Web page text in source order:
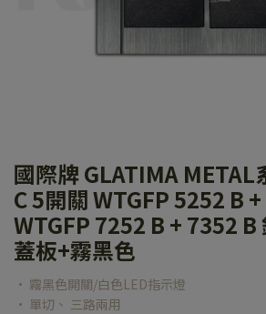
國際牌 GLATIMA METAL
C 5開關 WTGFP 5252 B
WTGFP 7252 B + 7352
蓋板+霧黑色
• 霧黑色開關/白色LED指示燈
• 單切、 三路兩用